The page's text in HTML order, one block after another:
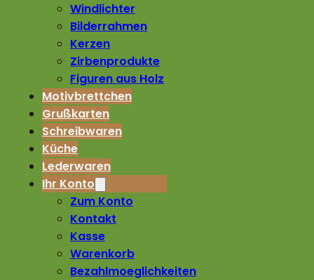
Windlichter
Bilderrahmen
Kerzen
Zirbenprodukte
Figuren aus Holz
Motivbrettchen
Grußkarten
Schreibwaren
Küche
Lederwaren
Ihr Konto
Zum Konto
Kontakt
Kasse
Warenkorb
Bezahlmoeglichkeiten